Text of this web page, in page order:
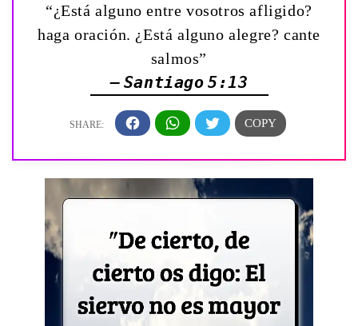
“¿Está alguno entre vosotros afligido?
haga oración. ¿Está alguno alegre? cante
salmos”
— Santiago 5:13